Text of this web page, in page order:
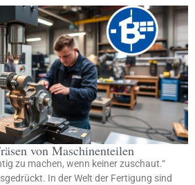
von Maschinenteilen
zu machen, wenn keiner zuschaut.“
In der Welt der Fertigung sind